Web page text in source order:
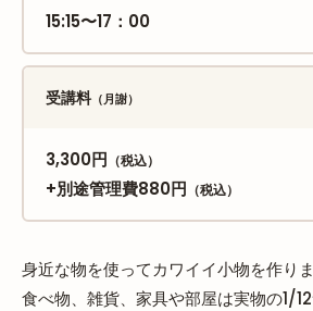
15:15〜17：00
受講料（月謝）
3,300円 （税込）
+別途管理費880円 （税込）
身近な物を使ってカワイイ小物を作りま
食べ物、雑貨、家具や部屋は実物の1/12